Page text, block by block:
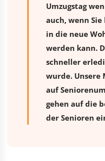
Umzugstag
auch, wenn
in die neue
werden kann.
schneller
wurde. Unsere
auf
gehen auf die
der Senioren